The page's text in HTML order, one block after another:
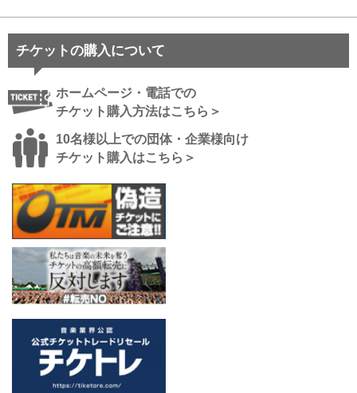
チケットの購入について
ホームページ・電話での
チケット購入方法はこちら＞
10名様以上での団体・企業様向け
チケット購入はこちら＞